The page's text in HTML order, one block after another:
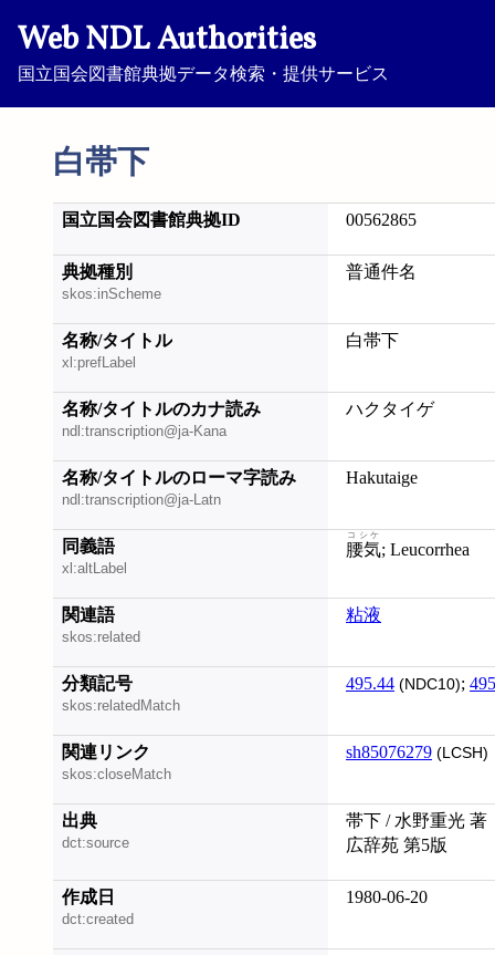
Web NDL Authorities
国立国会図書館典拠データ検索・提供サービス
白帯下
国立国会図書館典拠ID 00562865
典拠種別
skos:inScheme
普通件名
名称/タイトル
xl:prefLabel
白帯下
名称/タイトルのカナ読み
ndl:transcription@ja-Kana
ハクタイゲ
名称/タイトルのローマ字読み
ndl:transcription@ja-Latn
Hakutaige
同義語
xl:altLabel
腰気
コシケ
; Leucorrhea
関連語
skos:related
粘液
分類記号
skos:relatedMatch
495.44 (NDC10);
関連リンク
skos:closeMatch
sh85076279 (LCSH)
出典
dct:source
帯下 / 水野重光 著
広辞苑 第5版
作成日
dct:created
1980-06-20